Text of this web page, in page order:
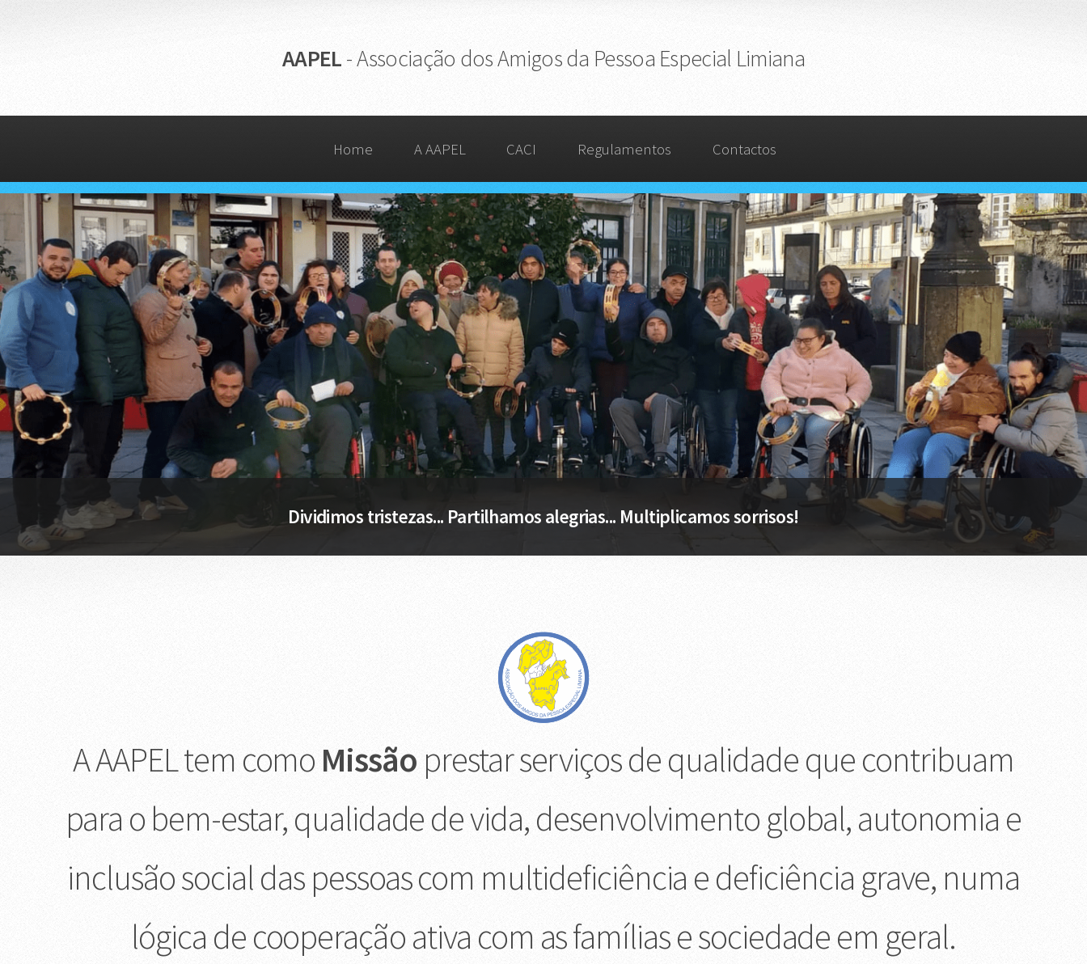
AAPEL- Associação dos Amigos da Pessoa Especial Limiana
Home A AAPEL CACI Regulamentos Contactos
Dividimos tristezas... Partilhamos alegrias... Multiplicamos sorrisos!
A AAPEL tem como Missão prestar serviços de qualidade que contribuam
para o bem-estar, qualidade de vida, desenvolvimento global, autonomia e
inclusão social das pessoas com multideficiência e deficiência grave, numa
lógica de cooperação ativa com as famílias e sociedade em geral.